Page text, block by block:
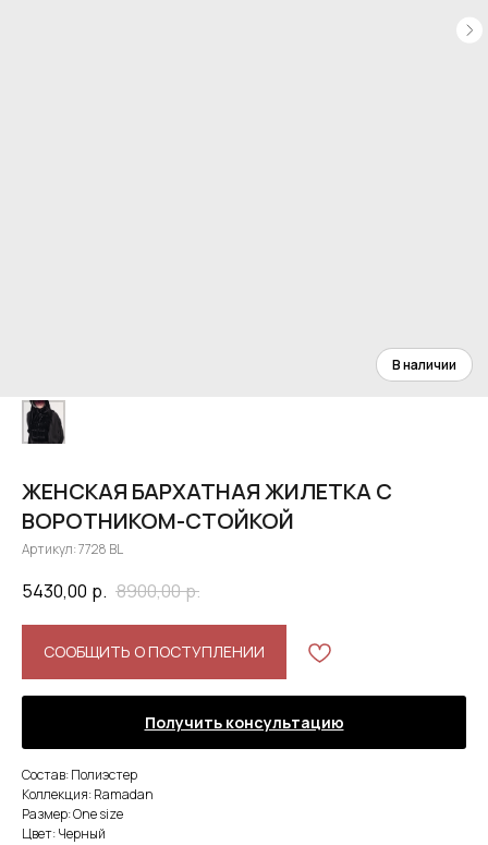
ЖЕНСКАЯ БАРХАТНАЯ ЖИЛЕТКА С
ВОРОТНИКОМ-СТОЙКОЙ
Артикул:7728 BL
5430,00 р. 8900,00р.
СООБЩИТЬ О ПОСТУПЛЕНИИ
Получить консультацию
Состав: Полиэстер
Коллекция: Ramadan
Размер: One size
Цвет: Черный